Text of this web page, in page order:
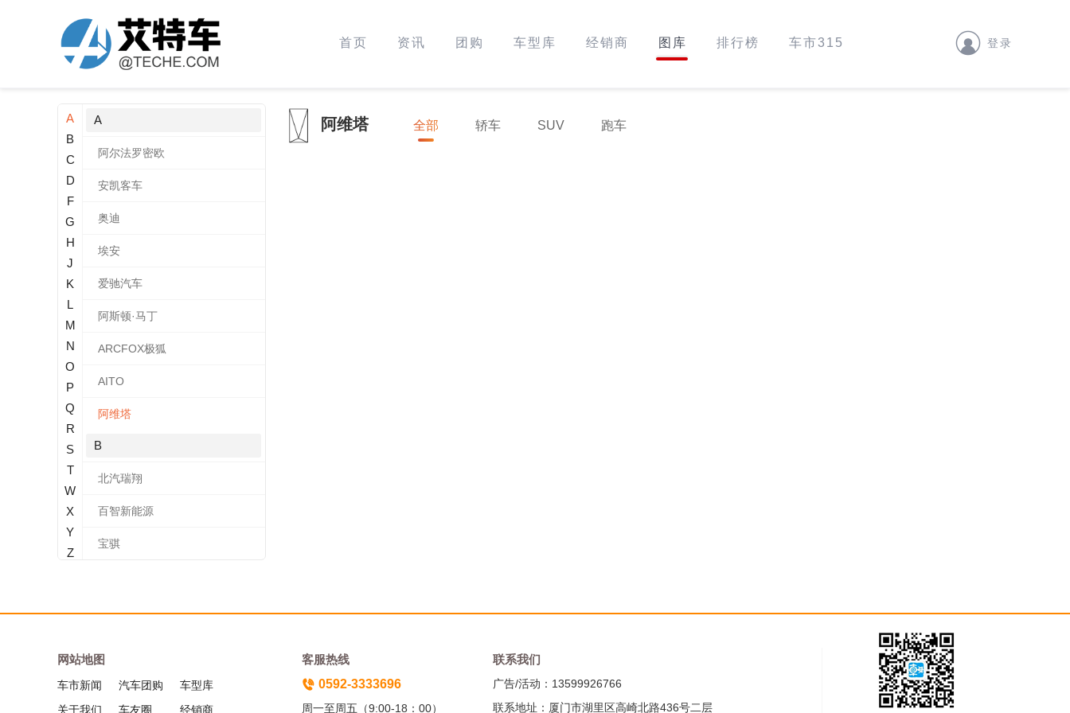
首页 资讯 团购 车型库 经销商 图库 排行榜 车市315 登录
A
B
C
D
F
G
H
J
K
L
M
N
O
P
Q
R
S
T
W
X
Y
Z
A
阿尔法罗密欧
安凯客车
奥迪
埃安
爱驰汽车
阿斯顿·马丁
ARCFOX极狐
AITO
阿维塔
B
北汽瑞翔
百智新能源
宝骐
本田
阿维塔 全部 轿车 SUV 跑车
网站地图
车市新闻 汽车团购
车型库
关于我们
车友圈 经销商
客服热线
0592-3333696
周一至周五（9:00-18：00）
联系我们
广告/活动：13599926766
联系地址：厦门市湖里区高崎北路436号二层